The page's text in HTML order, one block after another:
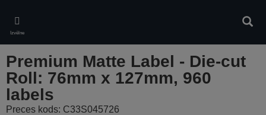
main
content
Izvēlne
Premium Matte Label - Die-cut
Roll: 76mm x 127mm, 960
labels
Preces kods: C33S045726